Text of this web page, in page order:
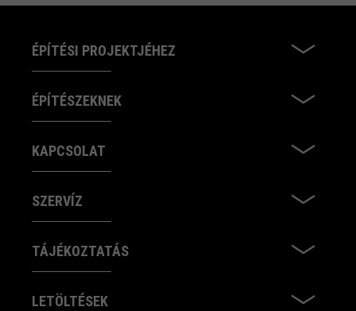
ÉPÍTÉSI PROJEKTJÉHEZ
ÉPÍTÉSZEKNEK
KAPCSOLAT
SZERVÍZ
TÁJÉKOZTATÁS
LETÖLTÉSEK